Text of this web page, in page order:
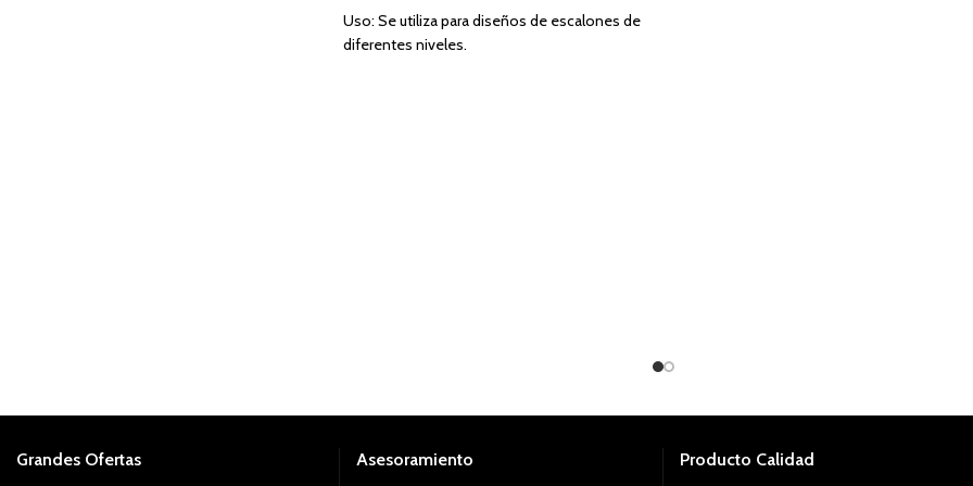
Uso: Se utiliza para diseños de escalones de
diferentes niveles.
Grandes Ofertas Asesoramiento Producto Calidad